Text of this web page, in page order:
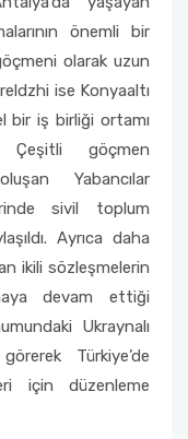
önemli bir
olarak uzun
ise Konyaaltı
bir iş birliği ortamı
Çeşitli göçmen
Yabancılar
sivil toplum
Ayrıca daha
ikili sözleşmelerin
devam ettiği
Ukraynalı
Türkiye’de
için düzenleme